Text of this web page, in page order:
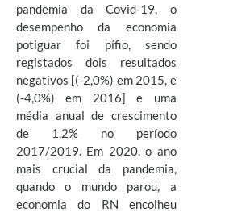
pandemia da Covid-19, o
desempenho da economia
potiguar foi pífio, sendo
registados dois resultados
negativos [(-2,0%) em 2015, e
(-4,0%) em 2016] e uma
média anual de crescimento
de 1,2% no período
2017/2019. Em 2020, o ano
mais crucial da pandemia,
quando o mundo parou, a
economia do RN encolheu